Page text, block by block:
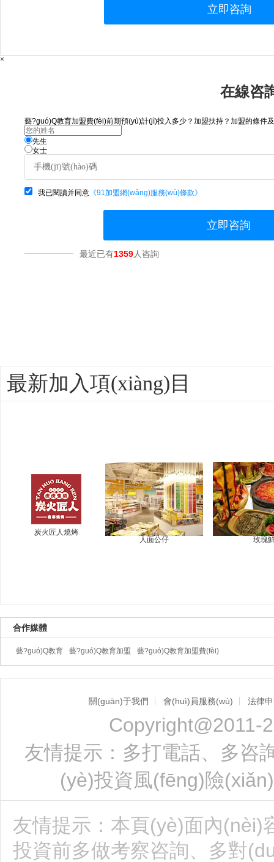
立即咨詢
×
在線咨
藝?guó)Q教育加盟費(fèi)前期預(yù)計(jì)投入多少？加盟扶持？加盟的條件
先生
女士
我已閱讀并同意 《91加盟網(wǎng)服務(wù)條款》
立即咨詢
最近已有1359人咨詢
最新加入項(xiàng)目
炭火匠人燒烤
人面公仔
玫瑰
合作媒體
藝?guó)Q教育 藝?guó)Q教育加盟 藝?guó)Q教育加盟費(fèi)
關(guān)于我們 會(huì)員服務(wù) 法律
Copyright@2011-
友情提示：多打電話、多咨
(yè)投資風(fēng)險
友情提示：本頁(yè)面內(nèi)
投資前多做考察咨詢、多對